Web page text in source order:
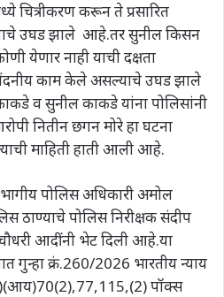
चित्रीकरण करून ते प्रसारित
उघड झाले आहे.तर सुनील किसन
येणार नाही याची दक्षता
काम केले असल्याचे उघड झाले
व सुनील काकडे यांना पोलिसांनी
नितीन छगन मोरे हा घटना
माहिती हाती आली आहे.
पोलिस अधिकारी अमोल
ठाण्याचे पोलिस निरीक्षक संदीप
आदींनी भेट दिली आहे.या
गुन्हा क्रं.260/2026 भारतीय न्याय
पॉक्स